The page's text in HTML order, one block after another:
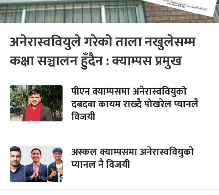
अनेरास्ववियुले गरेको ताला नखुलेसम्म
कक्षा सञ्चालन हुँदैन : क्याम्पस प्रमुख
पीएन क्याम्पसमा अनेरास्ववियुको
दबदबा कायम राख्दै पोखरेल प्यानलै
विजयी
अस्कल क्याम्पसमा अनेरास्ववियुको
प्यानल नै विजयी